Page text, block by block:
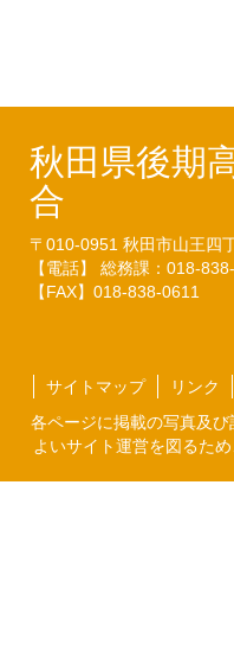
秋田県後期
合
〒010-0951 秋田市山王四
【電話】 総務課：018-
【FAX】018-838-0611
サイトマップ リンク
各ページに掲載の写真及
よいサイト運営を図るた